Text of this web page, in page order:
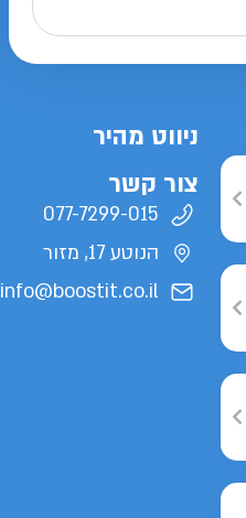
ניווט מהיר
צור קשר
077-7299-015
הנוטע 17, מזור
info@boostit.co.il